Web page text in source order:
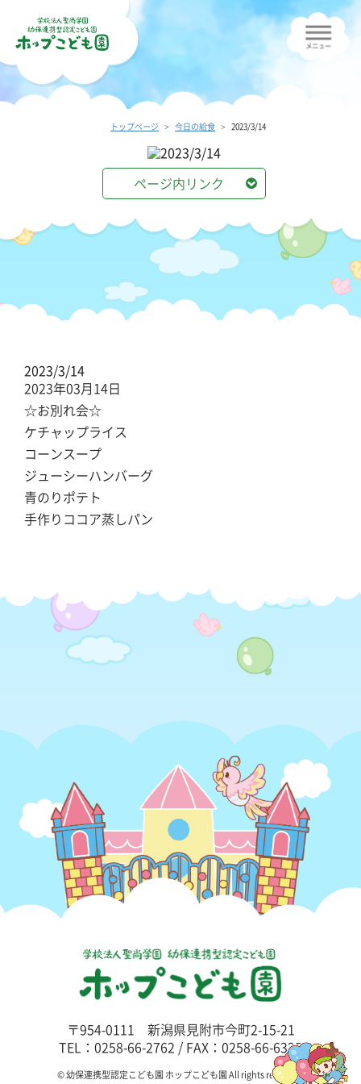
トップページ 今日の給食 2023/3/14
ページ内リンク
2023/3/14
2023年03月14日
☆お別れ会☆
ケチャップライス
コーンスープ
ジューシーハンバーグ
青のりポテト
手作りココア蒸しパン
〒954-0111 新潟県見附市今町2-15-21
TEL：0258-66-2762 / FAX：0258-66-6325
© 幼保連携型認定こども園 ホップこども園 All rights reserved.